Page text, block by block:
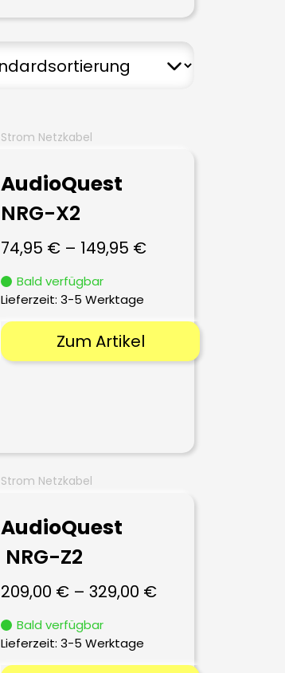
Strom Netzkabel
AudioQuest
NRG-X2
74,95 € – 149,95 €
Bald verfügbar
Lieferzeit: 3-5 Werktage
Zum Artikel
Strom Netzkabel
AudioQuest
NRG-Z2
209,00 € – 329,00 €
Bald verfügbar
Lieferzeit: 3-5 Werktage